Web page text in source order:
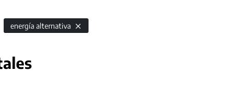
energía alternativa